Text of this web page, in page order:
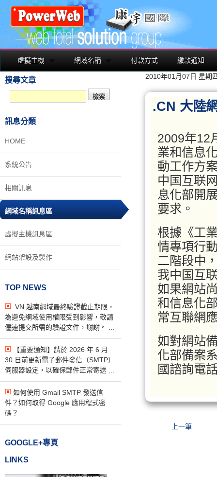
虛擬主機 網域名稱 付款方式 繳款通知
搜尋文章
訊息分類
HOME
系統公告
相關訊息
網域名稱訊息區
虛擬主機訊息區
網站架設及製作
TOP NEWS
.VN 越南網域最終驗證截止期限，
為避免網域使用權限受到影響，敬請
儘速提交所需的驗證文件，謝謝。 ...
【重要通知】請於 2026 年 6 月
30 日前更新電子郵件發信（SMTP）
伺服器設定，以確保郵件正常寄送 ...
如何使用 Gmail SMTP 發送信
件？如何取得 Google 應用程式密
碼？ ...
GOOGLE+專頁
LINKS
2010年01月07日 星期
.CN 大陸
2009年12
業和信息
動工作方
中国互联
息化部開
要求。
根據《工
情專項行
二階段中
我中国互
如果網站
和信息化
常互聯網
如對網站
化部備案
國諮詢電
上一筆